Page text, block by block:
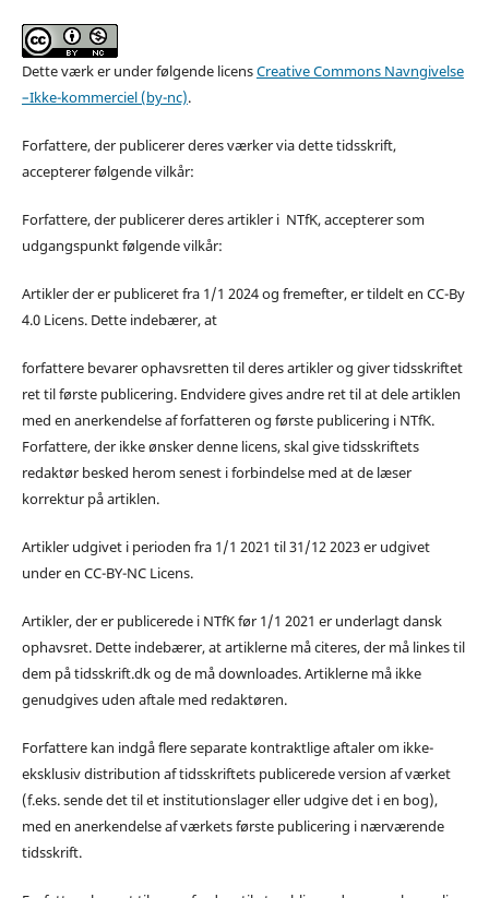
Dette værk er under følgende licensCreative Commons Navngivelse
–Ikke-kommerciel (by-nc).
Forfattere, der publicerer deres værker via dette tidsskrift,
accepterer følgende vilkår:
Forfattere, der publicerer deres artikler i NTfK, accepterer som
udgangspunkt følgende vilkår:
Artikler der er publiceret fra 1/1 2024 og fremefter, er tildelt en CC-By
4.0 Licens. Dette indebærer, at
forfattere bevarer ophavsretten til deres artikler og giver tidsskriftet
ret til første publicering. Endvidere gives andre ret til at dele artiklen
med en anerkendelse af forfatteren og første publicering i NTfK.
Forfattere, der ikke ønsker denne licens, skal give tidsskriftets
redaktør besked herom senest i forbindelse med at de læser
korrektur på artiklen.
Artikler udgivet i perioden fra 1/1 2021 til 31/12 2023 er udgivet
under en CC-BY-NC Licens.
Artikler, der er publicerede i NTfK før 1/1 2021 er underlagt dansk
ophavsret. Dette indebærer, at artiklerne må citeres, der må linkes til
dem på tidsskrift.dk og de må downloades. Artiklerne må ikke
genudgives uden aftale med redaktøren.
Forfattere kan indgå flere separate kontraktlige aftaler om ikke-
eksklusiv distribution af tidsskriftets publicerede version af værket
(f.eks. sende det til et institutionslager eller udgive det i en bog),
med en anerkendelse af værkets første publicering i nærværende
tidsskrift.